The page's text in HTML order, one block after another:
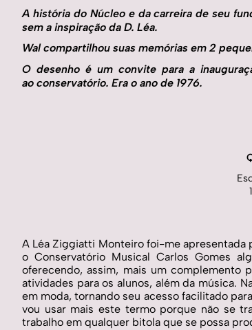
A história do Núcleo e da carreira de seu
sem a inspiração da D. Léa.
Wal compartilhou suas memórias em 2
O desenho é um convite para a
ao conservatório. Era o ano de 1976.
A Léa Ziggiatti Monteiro foi-me apresentada
o Conservatório Musical Carlos Gomes
oferecendo, assim, mais um complemento
atividades para os alunos, além da música.
em moda, tornando seu acesso facilitado
vou usar mais este termo porque não se
trabalho em qualquer bitola que se possa